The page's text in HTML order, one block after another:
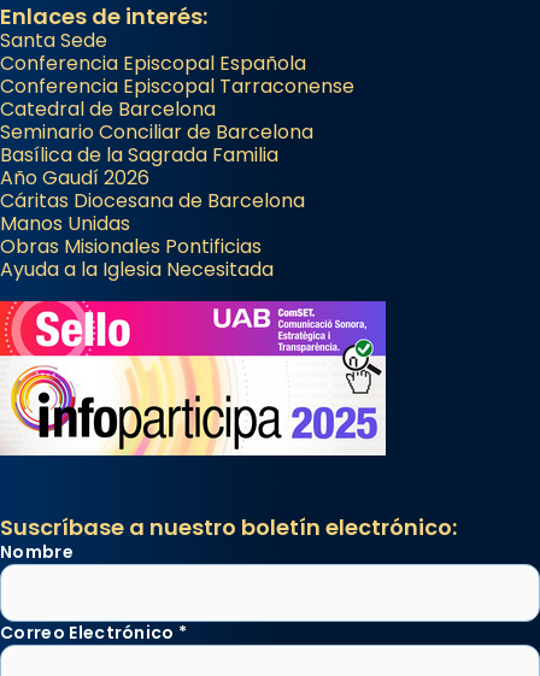
Enlaces de interés:
Santa Sede
Conferencia Episcopal Española
Conferencia Episcopal Tarraconense
Catedral de Barcelona
Seminario Conciliar de Barcelona
Basílica de la Sagrada Familia
Año Gaudí 2026
Cáritas Diocesana de Barcelona
Manos Unidas
Obras Misionales Pontificias
Ayuda a la Iglesia Necesitada
Suscríbase a nuestro boletín electrónico:
Nombre
Correo Electrónico *